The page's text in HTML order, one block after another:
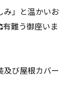
み」と温かいお
難う御座いま
及び屋根カバー